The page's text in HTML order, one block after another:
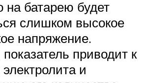
на батарею будет
слишком высокое
напряжение.
приводит к
и